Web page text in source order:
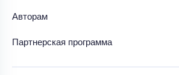
Авторам
Партнерская программа